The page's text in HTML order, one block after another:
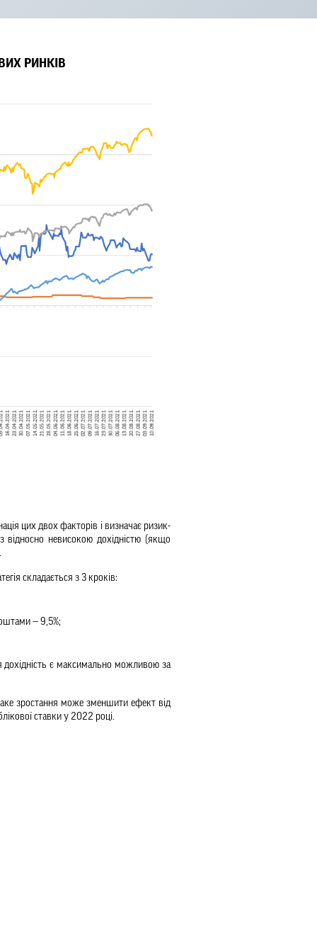
РИНКІВ
цих двох факторів і визначає ризик-
відносно невисокою дохідністю (якщо
складається з 3 кроків:
— 9,5%;
дохідність є максимально можливою за
зростання може зменшити ефект від
ставки у 2022 році.